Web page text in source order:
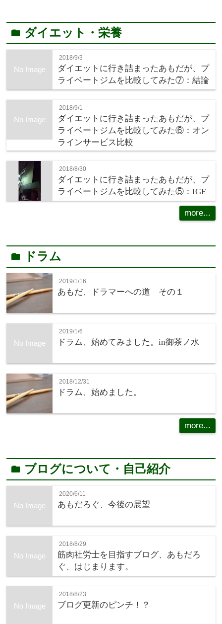
folder ダイエット・栄養
No Image
2018/9/3
ダイエットに行き詰まったあもだが、プ
ライベートジムを比較してみた⑦：結論
No Image
2018/9/1
ダイエットに行き詰まったあもだが、プ
ライベートジムを比較してみた⑥：オン
ラインサービス比較
2018/8/30
ダイエットに行き詰まったあもだが、プ
ライベートジムを比較してみた⑤：IGF
more...
folder ドラム
2019/1/16
あもだ、ドラマーへの道 その１
No Image
2019/1/6
ドラム、始めてみました。in御茶ノ水
2018/12/31
ドラム、始めました。
more...
folder ブログについて・自己紹介
No Image
2020/6/11
あもだろぐ、今後の展望
No Image
2018/8/29
筋肉社労士を目指すブログ、あもだろ
ぐ、はじまります。
No Image
2018/8/23
ブログ更新のピンチ！？